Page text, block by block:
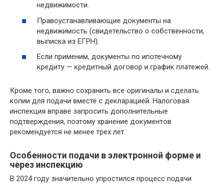
недвижимости.
Правоустанавливающие документы на
недвижимость (свидетельство о собственности,
выписка из ЕГРН).
Если применим, документы по ипотечному
кредиту — кредитный договор и график платежей.
Кроме того, важно сохранить все оригиналы и сделать
копии для подачи вместе с декларацией. Налоговая
инспекция вправе запросить дополнительные
подтверждения, поэтому хранение документов
рекомендуется не менее трех лет.
Особенности подачи в электронной форме и
через инспекцию
В 2024 году значительно упростился процесс подачи